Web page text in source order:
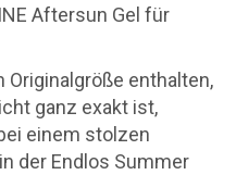
Aftersun Gel für
Originalgröße enthalten,
ganz exakt ist,
einem stolzen
der Endlos Summer